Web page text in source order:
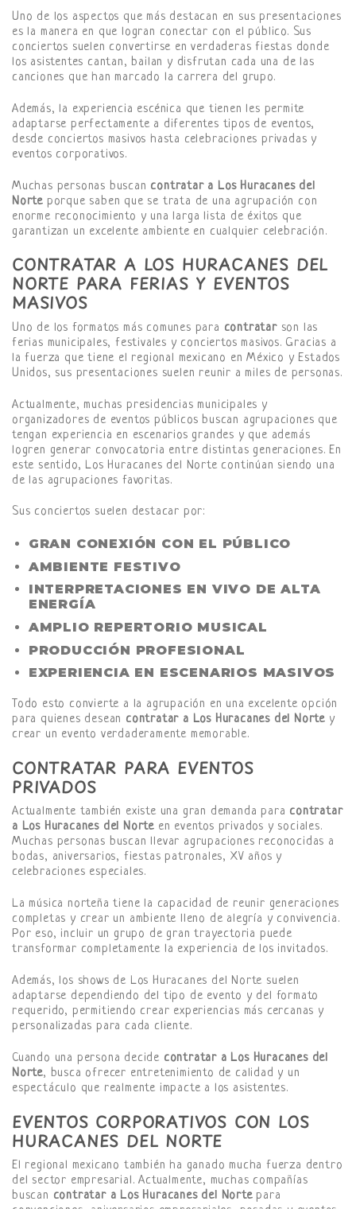
Uno de los aspectos que más destacan en sus presentaciones
es la manera en que logran conectar con el público. Sus
conciertos suelen convertirse en verdaderas fiestas donde
los asistentes cantan, bailan y disfrutan cada una de las
canciones que han marcado la carrera del grupo.
Además, la experiencia escénica que tienen les permite
adaptarse perfectamente a diferentes tipos de eventos,
desde conciertos masivos hasta celebraciones privadas y
eventos corporativos.
Muchas personas buscan contratar a Los Huracanes del
Norte porque saben que se trata de una agrupación con
enorme reconocimiento y una larga lista de éxitos que
garantizan un excelente ambiente en cualquier celebración.
CONTRATAR A LOS HURACANES DEL
NORTE PARA FERIAS Y EVENTOS
MASIVOS
Uno de los formatos más comunes para contratarson las
ferias municipales, festivales y conciertos masivos. Gracias a
la fuerza que tiene el regional mexicano en México y Estados
Unidos, sus presentaciones suelen reunir a miles de personas.
Actualmente, muchas presidencias municipales y
organizadores de eventos públicos buscan agrupaciones que
tengan experiencia en escenarios grandes y que además
logren generar convocatoria entre distintas generaciones. En
este sentido, Los Huracanes del Norte continúan siendo una
de las agrupaciones favoritas.
Sus conciertos suelen destacar por:
GRAN CONEXIÓN CON EL PÚBLICO
AMBIENTE FESTIVO
INTERPRETACIONES EN VIVO DE ALTA
ENERGÍA
AMPLIO REPERTORIO MUSICAL
PRODUCCIÓN PROFESIONAL
EXPERIENCIA EN ESCENARIOS MASIVOS
Todo esto convierte a la agrupación en una excelente opción
para quienes desean contratar a Los Huracanes del Norte y
crear un evento verdaderamente memorable.
CONTRATAR PARA EVENTOS
PRIVADOS
Actualmente también existe una gran demanda para contratar
a Los Huracanes del Norte en eventos privados y sociales.
Muchas personas buscan llevar agrupaciones reconocidas a
bodas, aniversarios, fiestas patronales, XV años y
celebraciones especiales.
La música norteña tiene la capacidad de reunir generaciones
completas y crear un ambiente lleno de alegría y convivencia.
Por eso, incluir un grupo de gran trayectoria puede
transformar completamente la experiencia de los invitados.
Además, los shows de Los Huracanes del Norte suelen
adaptarse dependiendo del tipo de evento y del formato
requerido, permitiendo crear experiencias más cercanas y
personalizadas para cada cliente.
Cuando una persona decide contratar a Los Huracanes del
Norte, busca ofrecer entretenimiento de calidad y un
espectáculo que realmente impacte a los asistentes.
EVENTOS CORPORATIVOS CON LOS
HURACANES DEL NORTE
El regional mexicano también ha ganado mucha fuerza dentro
del sector empresarial. Actualmente, muchas compañías
buscan contratar a Los Huracanes del Nortepara